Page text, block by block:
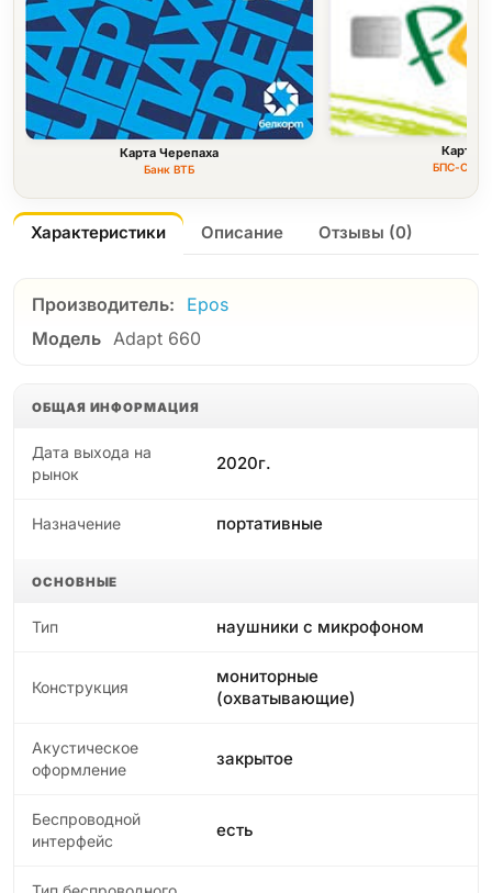
Карта Черепаха
Банк ВТБ
Карта
БПС-
Характеристики Описание Отзывы (0)
Производитель:
Epos
Модель Adapt 660
ОБЩАЯ ИНФОРМАЦИЯ
Дата выхода на
рынок
2020г.
Назначение портативные
ОСНОВНЫЕ
Тип наушники с микрофоном
Конструкция
мониторные
(охватывающие)
Акустическое
оформление
закрытое
Беспроводной
интерфейс
есть